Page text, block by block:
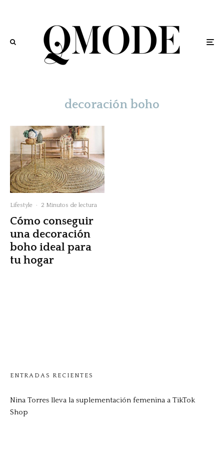
decoración boho
Lifestyle · 2 Minutos de lectura
Cómo conseguir
una decoración
boho ideal para
tu hogar
ENTRADAS RECIENTES
Nina Torres lleva la suplementación femenina a TikTok
Shop